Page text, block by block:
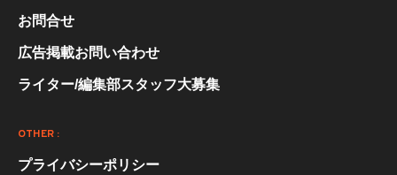
お問合せ
広告掲載お問い合わせ
ライター/編集部スタッフ大募集
OTHER :
プライバシーポリシー